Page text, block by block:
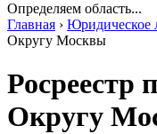
Определяем область...
Главная › Юридическое
Округу Москвы
Росреестр
Округу